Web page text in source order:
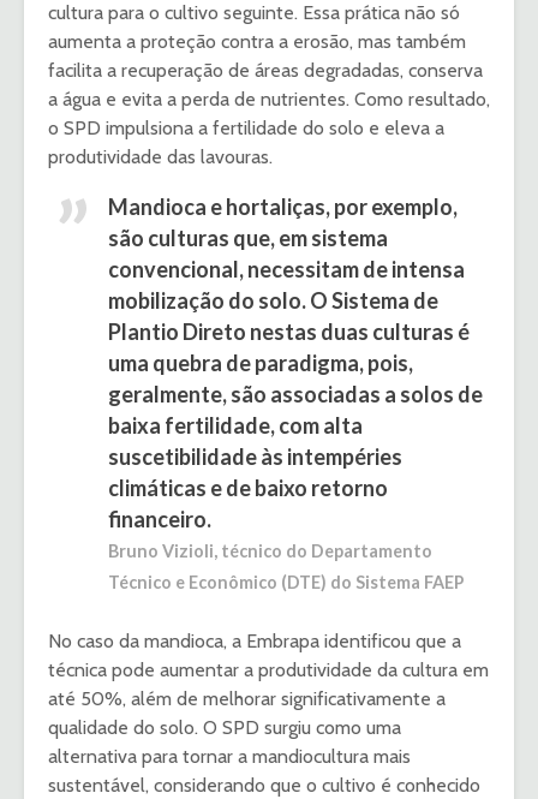
cultura para o cultivo seguinte. Essa prática não só
aumenta a proteção contra a erosão, mas também
facilita a recuperação de áreas degradadas, conserva
a água e evita a perda de nutrientes. Como resultado,
o SPD impulsiona a fertilidade do solo e eleva a
produtividade das lavouras.
Mandioca e hortaliças, por exemplo,
são culturas que, em sistema
convencional, necessitam de intensa
mobilização do solo. O Sistema de
Plantio Direto nestas duas culturas é
uma quebra de paradigma, pois,
geralmente, são associadas a solos de
baixa fertilidade, com alta
suscetibilidade às intempéries
climáticas e de baixo retorno
financeiro.
Bruno Vizioli, técnico do Departamento
Técnico e Econômico (DTE) do Sistema FAEP
No caso da mandioca, a Embrapa identificou que a
técnica pode aumentar a produtividade da cultura em
até 50%, além de melhorar significativamente a
qualidade do solo. O SPD surgiu como uma
alternativa para tornar a mandiocultura mais
sustentável, considerando que o cultivo é conhecido